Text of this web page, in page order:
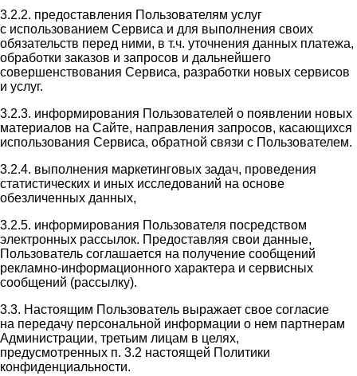
3.2.2. предоставления Пользователям услуг
с использованием Сервиса и для выполнения своих
обязательств перед ними, в т.ч. уточнения данных платежа,
обработки заказов и запросов и дальнейшего
совершенствования Сервиса, разработки новых сервисов
и услуг.
3.2.3. информирования Пользователей о появлении новых
материалов на Сайте, направления запросов, касающихся
использования Сервиса, обратной связи с Пользователем.
3.2.4. выполнения маркетинговых задач, проведения
статистических и иных исследований на основе
обезличенных данных,
3.2.5. информирования Пользователя посредством
электронных рассылок. Предоставляя свои данные,
Пользователь соглашается на получение сообщений
рекламно-информационного характера и сервисных
сообщений (рассылку).
3.3. Настоящим Пользователь выражает свое согласие
на передачу персональной информации о нем партнерам
Администрации, третьим лицам в целях,
предусмотренных п. 3.2 настоящей Политики
конфиденциальности.